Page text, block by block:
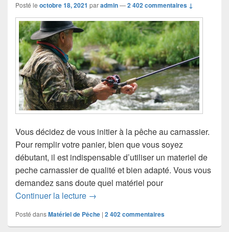
Posté le octobre 18, 2021 paradmin—2 402 commentaires ↓
Vous décidez de vous initier à la pêche au carnassier.
Pour remplir votre panier, bien que vous soyez
débutant, il est indispensable d’utiliser un materiel de
peche carnassier de qualité et bien adapté. Vous vous
demandez sans doute quel matériel pour
Continuer la lecture Quel materiel de peche carnassier ?
→
Posté dansMatériel de Pêche | 2 402commentaires